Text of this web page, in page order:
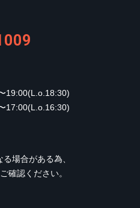
19:00(L.o.18:30)
17:00(L.o.16:30)
場合がある為、
確認ください。